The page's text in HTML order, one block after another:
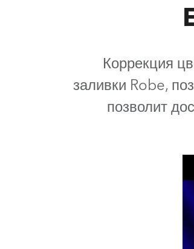
Коррекция
заливки Robe,
позволит